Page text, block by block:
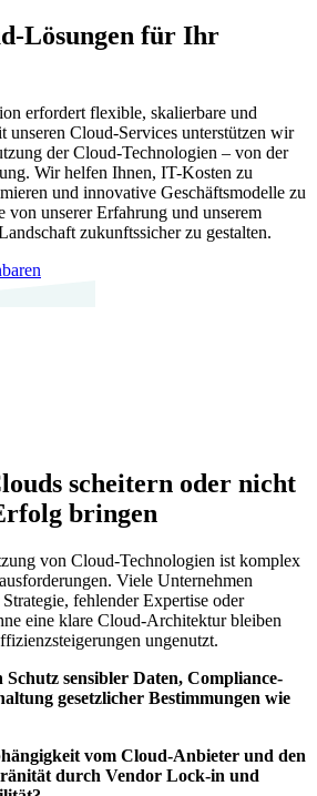
Lösungen für Ihr
erfordert flexible, skalierbare und
unseren Cloud-Services unterstützen wir
der Cloud-Technologien – von der
Wir helfen Ihnen, IT-Kosten zu
und innovative Geschäftsmodelle zu
von unserer Erfahrung und unserem
zukunftssicher zu gestalten.
scheitern oder nicht
bringen
von Cloud-Technologien ist komplex
Viele Unternehmen
fehlender Expertise oder
eine klare Cloud-Architektur bleiben
ungenutzt.
Schutz sensibler Daten, Compliance-
gesetzlicher Bestimmungen wie
vom Cloud-Anbieter und den
durch Vendor Lock-in und